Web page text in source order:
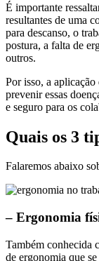
É importante
resultantes de uma
para descanso, o
postura, a falta de
outros.
Por isso, a aplicação
prevenir essas
e seguro para os
Quais os 3
Falaremos abaixo
– Ergonomia
Também conhecida
de ergonomia que